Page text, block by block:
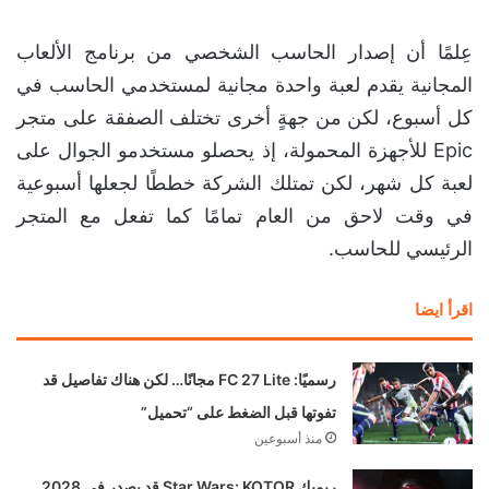
عِلمًا أن إصدار الحاسب الشخصي من برنامج الألعاب
المجانية يقدم لعبة واحدة مجانية لمستخدمي الحاسب في
كل أسبوع، لكن من جهةٍ أخرى تختلف الصفقة على متجر
Epic للأجهزة المحمولة، إذ يحصلو مستخدمو الجوال على
لعبة كل شهر، لكن تمتلك الشركة خططًا لجعلها أسبوعية
في وقت لاحق من العام تمامًا كما تفعل مع المتجر
الرئيسي للحاسب.
اقرأ ايضا
رسميًا: FC 27 Lite مجانًا… لكن هناك تفاصيل قد
تفوتها قبل الضغط على “تحميل”
منذ أسبوعين